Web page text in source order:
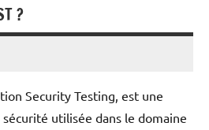
?
Security Testing, est une
sécurité utilisée dans le domaine